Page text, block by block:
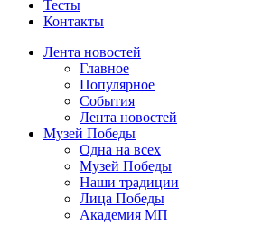
Тесты
Контакты
Лента новостей
Главное
Популярное
События
Лента новостей
Музей Победы
Одна на всех
Музей Победы
Наши традиции
Лица Победы
Академия МП